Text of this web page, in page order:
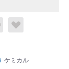
ラボラトリ
ギー
バイオメディカ
ケミカル